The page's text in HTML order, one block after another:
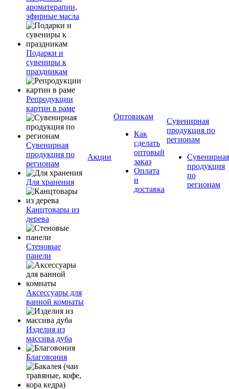
ароматерапии,
эфирные масла
Подарки и
сувениры к
праздникам
Репродукции
картин в раме
Сувенирная
продукция по
регионам
Для хранения
Канцтовары из
дерева
Стеновые
панели
Аксессуары для
ванной комнаты
Изделия из
массива дуба
Благовония
Акции
Оптовикам
Как
сделать
оптовый
заказ
Оплата
и
доставка
Сувенирная
продукция по
регионам
Сувенирная
продукция
по
регионам